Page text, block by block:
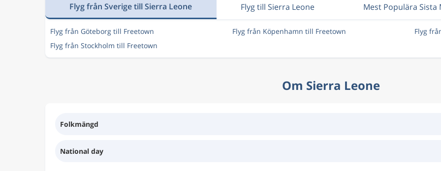
Flyg från Sverige till Sierra Leone Flyg till Sierra Leone Mest Populära Sista
Flyg från Göteborg till Freetown Flyg från Köpenhamn till Freetown
Flyg
Flyg från Stockholm till Freetown
Om Sierra Leone
Folkmängd
National day